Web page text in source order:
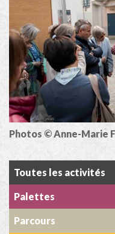
Photos © Anne-Marie
Toutes les activités
Palettes
Parcours